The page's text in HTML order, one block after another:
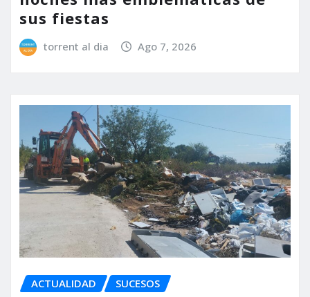
sus fiestas
torrent al dia Ago 7, 2026
ACTUALIDAD SUCESOS